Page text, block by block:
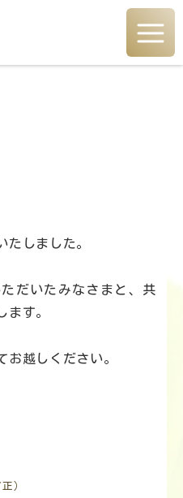
しました。
だいたみなさまと、共
す。
越しください。
）